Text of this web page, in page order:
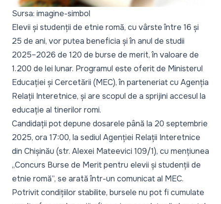
Sursa: imagine-simbol
Elevii și studenții de etnie romă, cu vârste între 16 și
25 de ani, vor putea beneficia și în anul de studii
2025–2026 de 120 de burse de merit, în valoare de
1.200 de lei lunar. Programul este oferit de Ministerul
Educației și Cercetării (MEC), în parteneriat cu Agenția
Relații Interetnice, și are scopul de a sprijini accesul la
educație al tinerilor romi.
Candidații pot depune dosarele până la 20 septembrie
2025, ora 17:00, la sediul Agenției Relații Interetnice
din Chișinău (str. Alexei Mateevici 109/1), cu mențiunea
„Concurs Burse de Merit pentru elevii și studenții de
etnie romă”, se arată într-un comunicat al MEC.
Potrivit condițiilor stabilite, bursele nu pot fi cumulate